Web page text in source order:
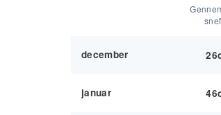
december
januar